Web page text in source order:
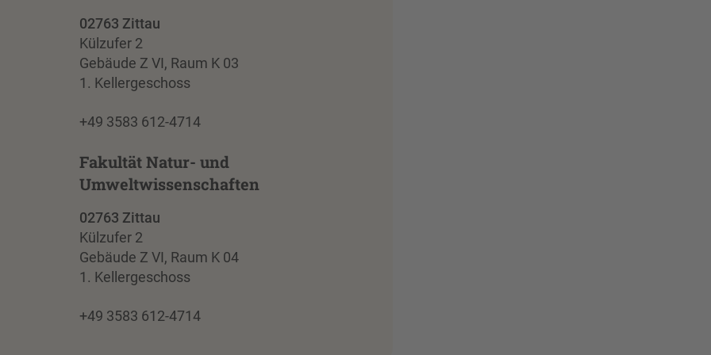
02763 Zittau
Külzufer 2
Gebäude Z VI, Raum K 03
1. Kellergeschoss
+49 3583 612-4714
Fakultät Natur- und
Umweltwissenschaften
02763 Zittau
Külzufer 2
Gebäude Z VI, Raum K 04
1. Kellergeschoss
+49 3583 612-4714